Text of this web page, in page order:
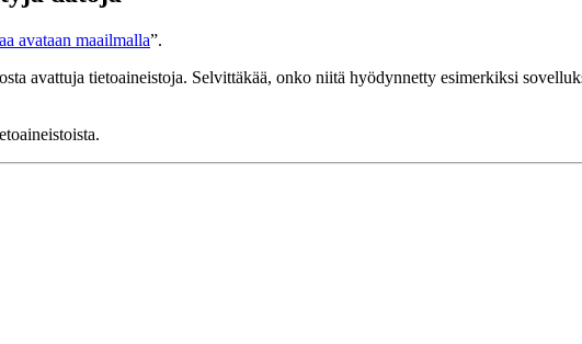
avataan maailmalla”.
avattuja tietoaineistoja. Selvittäkää, onko niitä hyödynnetty esimerkiksi